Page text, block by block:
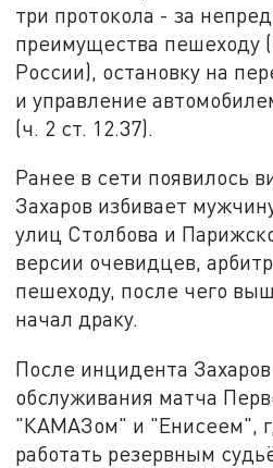
три протокола - за
преимущества пешеходу
России), остановку на
и управление
(ч. 2 ст. 12.37).
Ранее в сети появилось
Захаров избивает
улиц Столбова и
версии очевидцев,
пешеходу, после чего
начал драку.
После инцидента
обслуживания матча
"КАМАЗом" и "Енисеем",
работать резервным